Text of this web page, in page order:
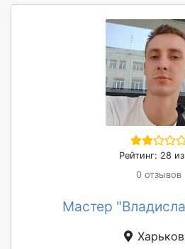
Рейтинг: 28
0 отзывов
Мастер
Харьков